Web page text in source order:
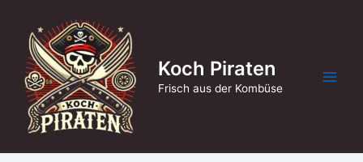
springen
Koch Piraten
Frisch aus der Kombüse